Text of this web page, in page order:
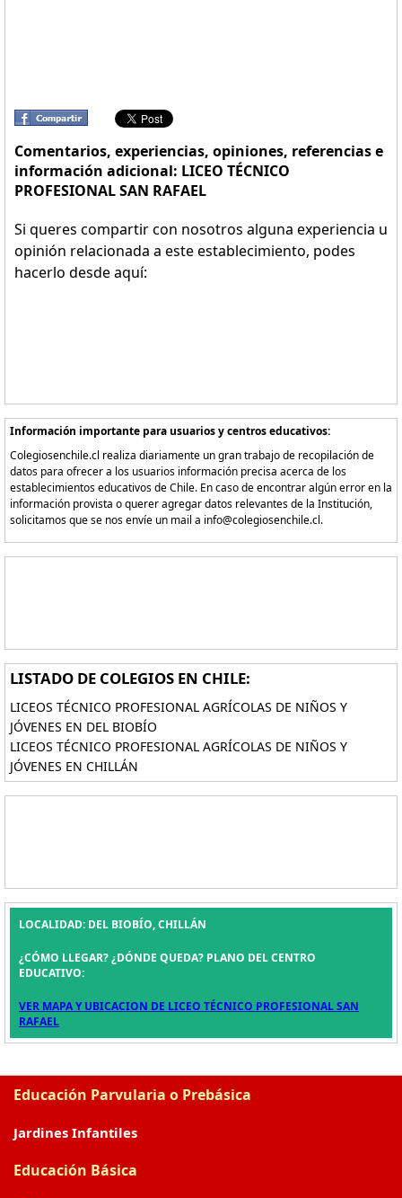
Comentarios, experiencias, opiniones, referencias e
información adicional: LICEO TÉCNICO
PROFESIONAL SAN RAFAEL
Si queres compartir con nosotros alguna experiencia u
opinión relacionada a este establecimiento, podes
hacerlo desde aquí:
Información importante para usuarios y centros educativos:
Colegiosenchile.cl realiza diariamente un gran trabajo de recopilación de
datos para ofrecer a los usuarios información precisa acerca de los
establecimientos educativos de Chile. En caso de encontrar algún error en la
información provista o querer agregar datos relevantes de la Institución,
solicitamos que se nos envíe un mail a info@colegiosenchile.cl.
LISTADO DE COLEGIOS EN CHILE:
LICEOS TÉCNICO PROFESIONAL AGRÍCOLAS DE NIÑOS Y
JÓVENES EN DEL BIOBÍO
LICEOS TÉCNICO PROFESIONAL AGRÍCOLAS DE NIÑOS Y
JÓVENES EN CHILLÁN
LOCALIDAD: DEL BIOBÍO, CHILLÁN
¿CÓMO LLEGAR? ¿DÓNDE QUEDA? PLANO DEL CENTRO
EDUCATIVO:
VER MAPA Y UBICACION DE LICEO TÉCNICO PROFESIONAL SAN
RAFAEL
Educación Parvularia o Prebásica
Jardines Infantiles
Educación Básica